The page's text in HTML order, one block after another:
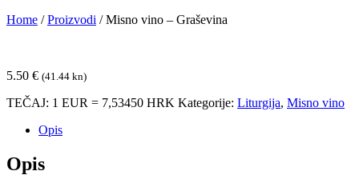
Home / Proizvodi / Misno vino – Graševina
5.50 € (41.44 kn)
TEČAJ: 1 EUR = 7,53450 HRK Kategorije: Liturgija, Misno vino
Opis
Opis